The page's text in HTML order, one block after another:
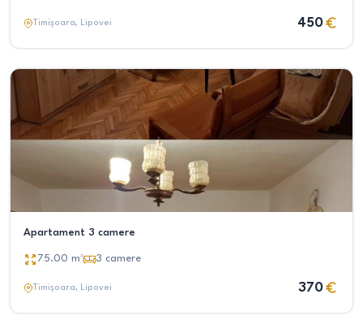
Timișoara, Lipovei 450
Apartament 3 camere
75.00 m² 3 camere
Timișoara, Lipovei 370